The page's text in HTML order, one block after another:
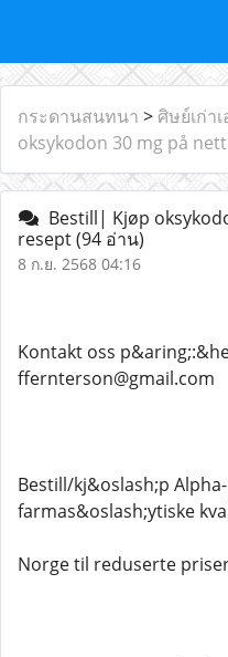
กระดานสนทนา > ศิษย์เก่า
oksykodon 30 mg på
Bestill| Kjøp
resept(94 อ่าน)
8 ก.ย. 2568 04:16
Kontakt oss
ffernterson@gmail.com
Bestill/kj&oslash;p
farmas&oslash;ytiske
Norge til reduserte